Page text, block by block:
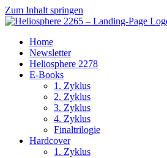
Zum Inhalt springen
Home
Newsletter
Heliosphere 2278
E-Books
1. Zyklus
2. Zyklus
3. Zyklus
4. Zyklus
Finaltrilogie
Hardcover
1. Zyklus